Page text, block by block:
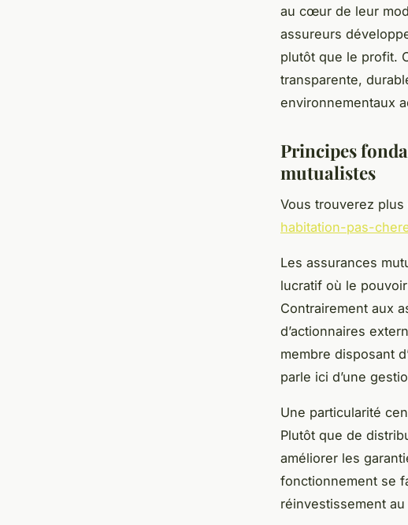
au cœur de leur
assureurs
plutôt que le profit.
transparente,
environnementaux
Principes
mutualistes
Vous trouverez plus
habitation-pas-
Les assurances
lucratif où le
Contrairement aux
d’actionnaires
membre disposant
parle ici d’une
Une particularité
Plutôt que de
améliorer les
fonctionnement se
réinvestissement